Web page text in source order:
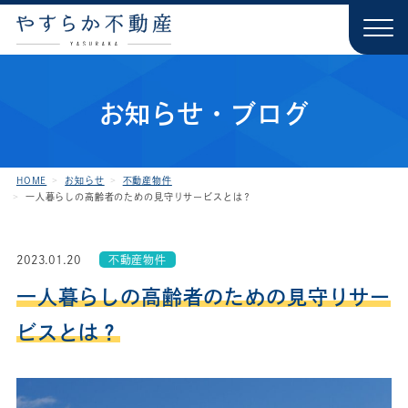
お知らせ・ブログ
HOME お知らせ
不動産物件
一人暮らしの高齢者のための見守りサービスとは？
2023.01.20 不動産物件
一人暮らしの高齢者のための見守りサー
ビスとは？